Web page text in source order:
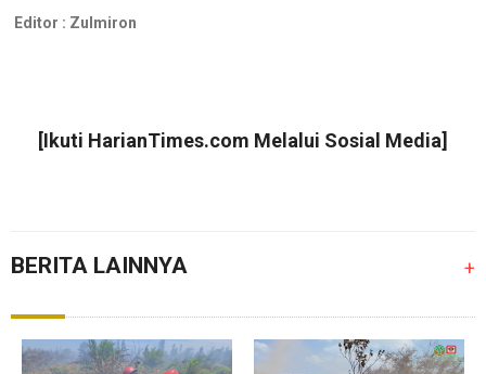
Editor : Zulmiron
[Ikuti HarianTimes.com Melalui Sosial Media]
BERITA LAINNYA +